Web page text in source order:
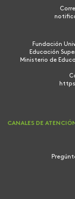
Fundación
Educación
Ministerio de
CANALES DE ATENCIÓN